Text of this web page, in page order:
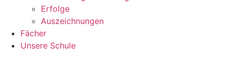
Erfolge
Auszeichnungen
Fächer
Unsere Schule